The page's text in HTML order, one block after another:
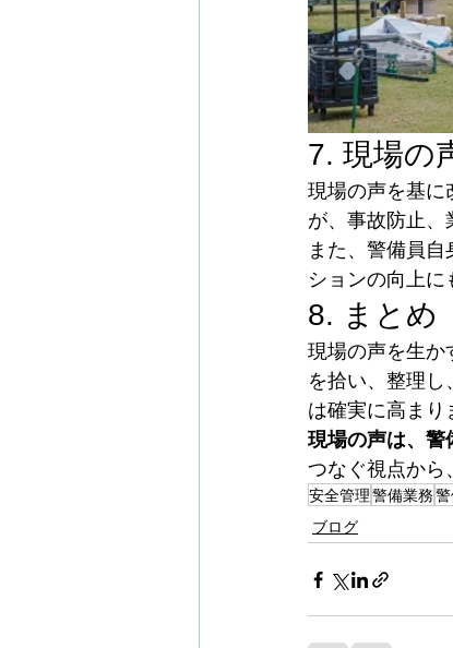
7. 現場の
現場の声を基に
が、事故防止、
また、警備員
ションの向上に
8. まとめ
現場の声を生か
を拾い、整理
は確実に高まり
現場の声は、警
つなぐ視点から
安全管理警備業務
ブログ